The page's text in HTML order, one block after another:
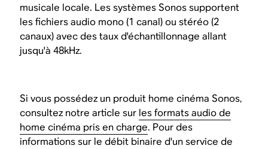
musicale locale. Les systèmes Sonos supportent
les fichiers audio mono (1 canal) ou stéréo (2
canaux) avec des taux d'échantillonnage allant
jusqu'à 48kHz.
Si vous possédez un produit home cinéma Sonos,
consultez notre article sur les formats audio de
home cinéma pris en charge. Pour des
informations sur le débit binaire d'un service de